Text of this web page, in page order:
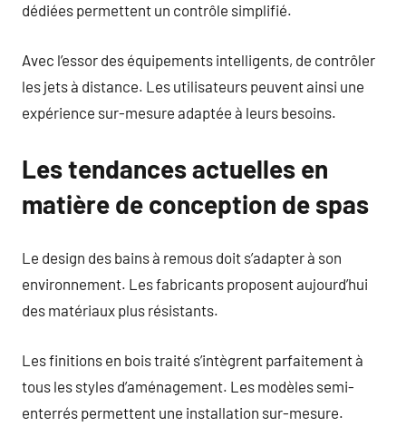
dédiées permettent un contrôle simplifié.
Avec l’essor des équipements intelligents, de contrôler
les jets à distance. Les utilisateurs peuvent ainsi une
expérience sur-mesure adaptée à leurs besoins.
Les tendances actuelles en
matière de conception de spas
Le design des bains à remous doit s’adapter à son
environnement. Les fabricants proposent aujourd’hui
des matériaux plus résistants.
Les finitions en bois traité s’intègrent parfaitement à
tous les styles d’aménagement. Les modèles semi-
enterrés permettent une installation sur-mesure.